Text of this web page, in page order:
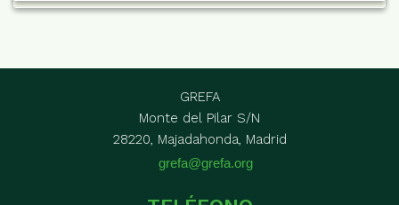
GREFA
Monte del Pilar S/N
28220, Majadahonda, Madrid
grefa@grefa.org